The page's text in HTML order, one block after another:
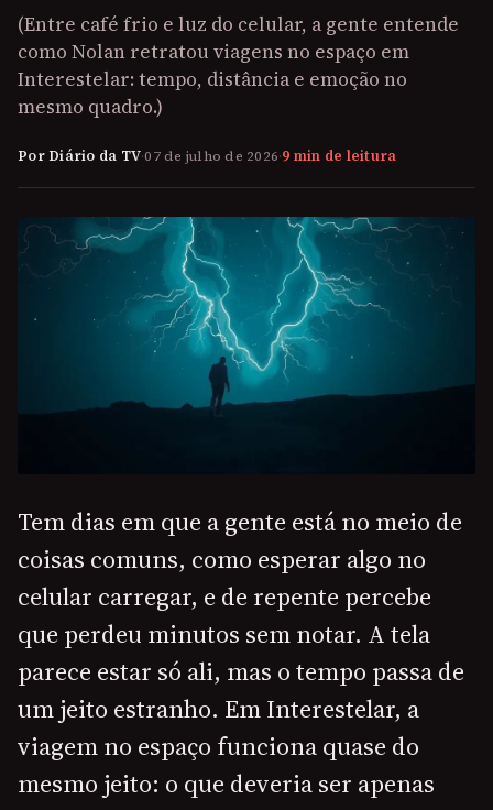
(Entre café frio e luz do celular, a gente entende
como Nolan retratou viagens no espaço em
Interestelar: tempo, distância e emoção no
mesmo quadro.)
Por Diário da TV·07 de julho de 2026·9 min de leitura
Tem dias em que a gente está no meio de
coisas comuns, como esperar algo no
celular carregar, e de repente percebe
que perdeu minutos sem notar. A tela
parece estar só ali, mas o tempo passa de
um jeito estranho. Em Interestelar, a
viagem no espaço funciona quase do
mesmo jeito: o que deveria ser apenas